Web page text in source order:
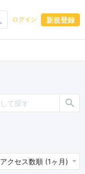
ログイン 新規登録
アクセス数順 (1ヶ月)